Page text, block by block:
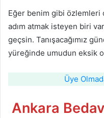
Eğer benim gibi
adım atmak isteyen biri
geçsin. Tanışacağımız
yüreğinde umudun eksik
Üye
Ankara